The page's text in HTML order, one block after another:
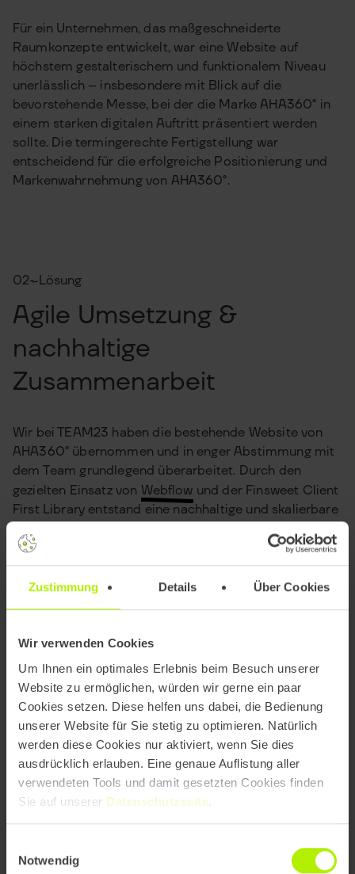
Zustimmung Details Über Cookies
Wir verwenden Cookies
Um Ihnen ein optimales Erlebnis beim Besuch unserer
Website zu ermöglichen, würden wir gerne ein paar
Cookies setzen. Diese helfen uns dabei, die Bedienung
unserer Website für Sie stetig zu optimieren. Natürlich
werden diese Cookies nur aktiviert, wenn Sie dies
ausdrücklich erlauben. Eine genaue Auflistung aller
verwendeten Tools und damit gesetzten Cookies finden
Sie auf unserer Datenschutzseite
Notwendig
Für ein Unternehmen, das maßgeschneiderte
Raumkonzepte entwickelt, war eine Website auf
höchstem gestalterischem und funktionalem Niveau
unerlässlich – insbesondere mit Blick auf die
bevorstehende Messe, bei der die Marke AHA360° in
einem starken digitalen Auftritt präsentiert werden
sollte. Die termingerechte Fertigstellung war
entscheidend für die erfolgreiche Positionierung und
Markenwahrnehmung von AHA360°.
02 Lösung
Agile Umsetzung &
nachhaltige
Zusammenarbeit
Wir bei TEAM23 haben die bestehende Website von
AHA360° übernommen und in enger Abstimmung mit
dem Team grundlegend überarbeitet. Durch den
gezielten Einsatz von Webflow und der Finsweet Client
First Library entstand eine nachhaltige und skalierbare
technischen Optimierung, die Performance, Ladezeiten
und die Struktur der Inhalte verbesserte, lag der Fokus
auf der visuellen Optimierung der Website.
von AHA360° angepasst, die Inhalte wurden
verschlankt und klar gegliedert, um eine bessere
Lesbarkeit und Nutzerführung zu gewährleisten. Unsere
agile Arbeitsweise ermöglichte es, in iterativen
Schritten gemeinsam mit AHA360° Lösungen zu
entwickeln, Entscheidungen zügig abzustimmen und
die termingerechte Fertigstellung zur Messe
sicherzustellen.